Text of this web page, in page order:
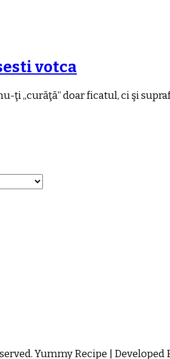
votca
ţi „curăţă“ doar ficatul, ci şi
Yummy Recipe | Developed